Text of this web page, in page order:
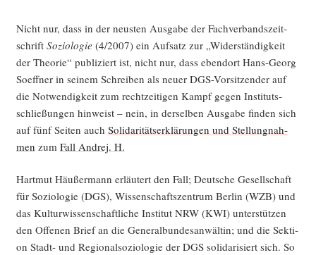
Nicht nur, dass in der neus­ten Aus­ga­be der Fach­ver­bands­zeit­
schrift Sozio­lo­gie (4/2007) ein Auf­satz zur „Wider­stän­dig­keit
der Theo­rie“ publi­ziert ist, nicht nur, dass eben­dort Hans-Georg
Soeff­ner in sei­nem Schrei­ben als neu­er DGS-Vor­sit­zen­der auf
die Not­wen­dig­keit zum recht­zei­ti­gen Kampf gegen Insti­tuts­
schlie­ßun­gen hin­weist – nein, in der­sel­ben Aus­ga­be fin­den sich
auf fünf Sei­ten auch Soli­da­ri­täts­er­klä­run­gen und Stel­lung­nah­
men zum Fall Andrej. H.
Hart­mut Häu­ßer­mann erläu­tert den Fall; Deut­sche Gesell­schaft
für Sozio­lo­gie (DGS), Wis­sen­schafts­zen­trum Ber­lin (WZB) und
das Kul­tur­wis­sen­schaft­li­che Insti­tut NRW (KWI) unter­stüt­zen
den Offe­nen Brief an die Gene­ral­bun­des­an­wäl­tin; und die Sek­ti­
on Stadt- und Regio­nal­so­zio­lo­gie der DGS soli­da­ri­siert sich. So